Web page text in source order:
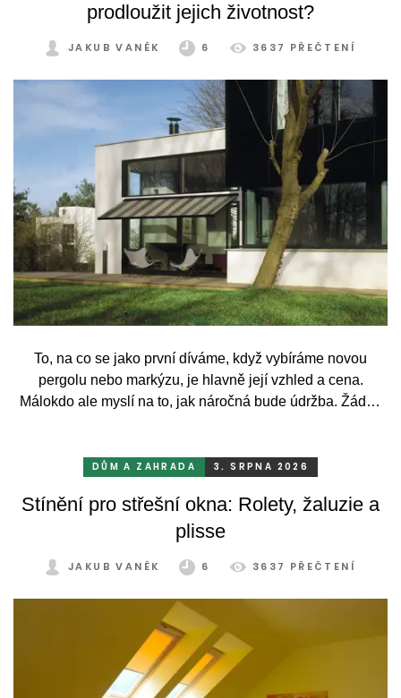
prodloužit jejich životnost?
JAKUB VANĚK 6 3637 PŘEČTENÍ
To, na co se jako první díváme, když vybíráme novou
pergolu nebo markýzu, je hlavně její vzhled a cena.
Málokdo ale myslí na to, jak náročná bude údržba. Žádný
mrazu, ale také prachu a pylu, což se na něm dříve či
DŮM A ZAHRADA 3. SRPNA 2026
Stínění pro střešní okna: Rolety, žaluzie a
plisse
JAKUB VANĚK 6 3637 PŘEČTENÍ